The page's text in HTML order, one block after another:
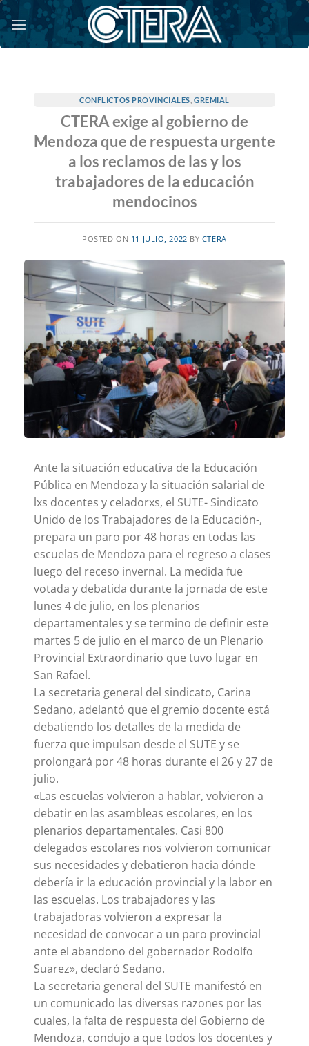
Saltar
al
contenido
CONFLICTOS PROVINCIALES ,GREMIAL
CTERA exige al gobierno de
Mendoza que de respuesta urgente
a los reclamos de las y los
trabajadores de la educación
mendocinos
POSTED ON 11 JULIO, 2022 BY CTERA
Ante la situación educativa de la Educación
Pública en Mendoza y la situación salarial de
lxs docentes y celadorxs, el SUTE- Sindicato
Unido de los Trabajadores de la Educación-,
prepara un paro por 48 horas en todas las
escuelas de Mendoza para el regreso a clases
luego del receso invernal. La medida fue
votada y debatida durante la jornada de este
lunes 4 de julio, en los plenarios
departamentales y se termino de definir este
martes 5 de julio en el marco de un Plenario
Provincial Extraordinario que tuvo lugar en
San Rafael.
La secretaria general del sindicato, Carina
Sedano, adelantó que el gremio docente está
debatiendo los detalles de la medida de
fuerza que impulsan desde el SUTE y se
prolongará por 48 horas durante el 26 y 27 de
julio.
«Las escuelas volvieron a hablar, volvieron a
debatir en las asambleas escolares, en los
plenarios departamentales. Casi 800
delegados escolares nos volvieron comunicar
sus necesidades y debatieron hacia dónde
debería ir la educación provincial y la labor en
las escuelas. Los trabajadores y las
trabajadoras volvieron a expresar la
necesidad de convocar a un paro provincial
ante el abandono del gobernador Rodolfo
Suarez», declaró Sedano.
La secretaria general del SUTE manifestó en
un comunicado las diversas razones por las
cuales, la falta de respuesta del Gobierno de
Mendoza, condujo a que todos los docentes y